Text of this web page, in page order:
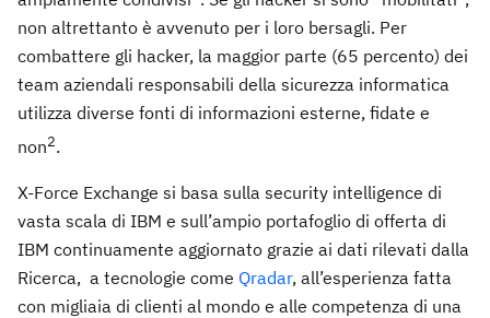
non altrettanto è avvenuto per i loro bersagli. Per
combattere gli hacker, la maggior parte (65 percento) dei
team aziendali responsabili della sicurezza informatica
utilizza diverse fonti di informazioni esterne, fidate e
non2.
X-Force Exchange si basa sulla security intelligence di
vasta scala di IBM e sull’ampio portafoglio di offerta di
IBM continuamente aggiornato grazie ai dati rilevati dalla
Ricerca, a tecnologie come Qradar, all’esperienza fatta
con migliaia di clienti al mondo e alle competenza di una